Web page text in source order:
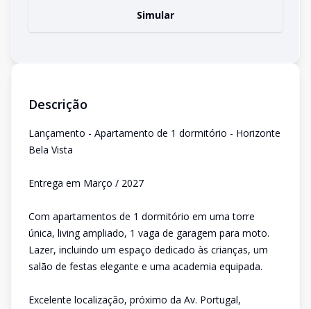
Simular
Descrição
Lançamento - Apartamento de 1 dormitório - Horizonte
Bela Vista
Entrega em Março / 2027
Com apartamentos de 1 dormitório em uma torre
única, living ampliado, 1 vaga de garagem para moto.
Lazer, incluindo um espaço dedicado às crianças, um
salão de festas elegante e uma academia equipada.
Excelente localização, próximo da Av. Portugal,